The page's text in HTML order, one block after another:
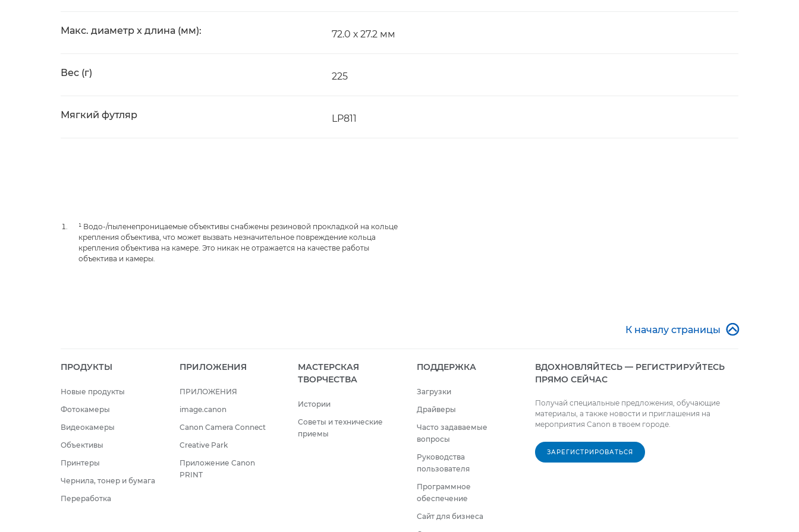
Макс. диаметр x длина (мм): 72.0 х 27.2 мм
Вес (г) 225
Мягкий футляр LP811
¹ Водо-/пыленепроницаемые объективы снабжены резиновой прокладкой на кольце
крепления объектива, что может вызвать незначительное повреждение кольца
крепления объектива на камере. Это никак не отражается на качестве работы
объектива и камеры.
К началу страницы 
ПРОДУКТЫ
Новые продукты
Фотокамеры
Видеокамеры
Объективы
Принтеры
Чернила, тонер и бумага
Переработка
ПРИЛОЖЕНИЯ
ПРИЛОЖЕНИЯ
image.canon
Canon Camera Connect
Creative Park
Приложение Canon
PRINT
МАСТЕРСКАЯ
ТВОРЧЕСТВА
Истории
Советы и технические
приемы
ПОДДЕРЖКА
Загрузки
Драйверы
Часто задаваемые
вопросы
Руководства
пользователя
Программное
обеспечение
Сайт для бизнеса
ВДОХНОВЛЯЙТЕСЬ — РЕГИСТРИРУЙТЕСЬ
ПРЯМО СЕЙЧАС
Получай специальные предложения, обучающие
материалы, а также новости и приглашения на
мероприятия Canon в твоем городе.
ЗАРЕГИСТРИРОВАТЬСЯ